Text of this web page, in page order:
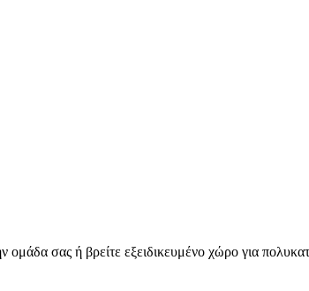
ομάδα σας ή βρείτε εξειδικευμένο χώρο για